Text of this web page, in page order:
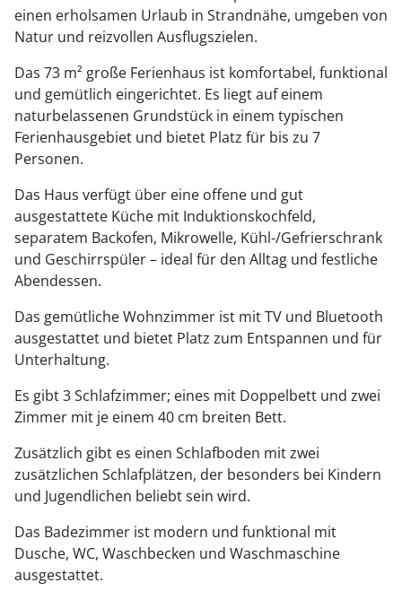
einen erholsamen Urlaub in Strandnähe, umgeben von
Natur und reizvollen Ausflugszielen.
Das 73 m² große Ferienhaus ist komfortabel, funktional
und gemütlich eingerichtet. Es liegt auf einem
naturbelassenen Grundstück in einem typischen
Ferienhausgebiet und bietet Platz für bis zu 7
Personen.
Das Haus verfügt über eine offene und gut
ausgestattete Küche mit Induktionskochfeld,
separatem Backofen, Mikrowelle, Kühl-/Gefrierschrank
und Geschirrspüler – ideal für den Alltag und festliche
Abendessen.
Das gemütliche Wohnzimmer ist mit TV und Bluetooth
ausgestattet und bietet Platz zum Entspannen und für
Unterhaltung.
Es gibt 3 Schlafzimmer; eines mit Doppelbett und zwei
Zimmer mit je einem 40 cm breiten Bett.
Zusätzlich gibt es einen Schlafboden mit zwei
zusätzlichen Schlafplätzen, der besonders bei Kindern
und Jugendlichen beliebt sein wird.
Das Badezimmer ist modern und funktional mit
Dusche, WC, Waschbecken und Waschmaschine
ausgestattet.